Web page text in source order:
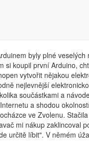
byly plné veselých
si koupil první Arduino,
vytvořit nějakou
nejlevnější
součástkami a
a shodou
ve Zvolenu.
mi nákup zaklincoval
určitě líbit". V němém